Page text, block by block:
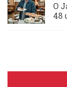
Ο
48